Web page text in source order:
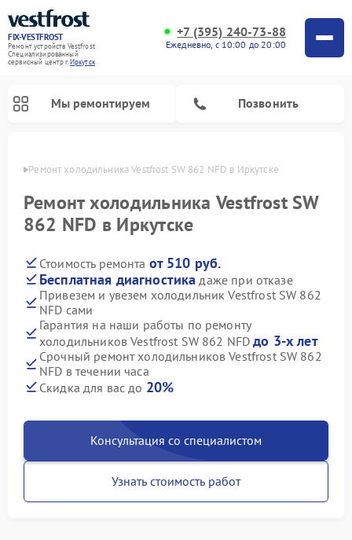
FIX-VESTFROST
Ремонт устройств Vestfrost
Специализированный
cервисный центр г.Иркутск
+7 (395) 240-73-88
Ежедневно, с 10:00 до 20:00
Мы ремонтируем Позвонить
Ремонт холодильника Vestfrost SW 862 NFD в Иркутске
Ремонт холодильника Vestfrost SW
862 NFD в Иркутске
Стоимость ремонта от 510 руб.
Бесплатная диагностика даже при отказе
Привезем и увезем холодильник Vestfrost SW 862
NFD сами
Гарантия на наши работы по ремонту
холодильников Vestfrost SW 862 NFDдо 3-х лет
Срочный ремонт холодильников Vestfrost SW 862
NFD в течении часа
Скидка для вас до 20%
Консультация со специалистом
Узнать стоимость работ